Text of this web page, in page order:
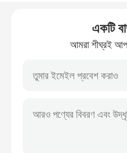
চেরি অটোমোবাইল
VW EV গাড়ি
চ্যাং আন ইভি
একটি
আমরা শীঘ্রই